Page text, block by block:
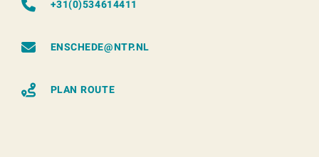
+31(0)534614411
ENSCHEDE@NTP.NL
PLAN ROUTE